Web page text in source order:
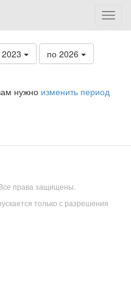
2023 по 2026
нужно изменить период
права защищены.
только с разрешения